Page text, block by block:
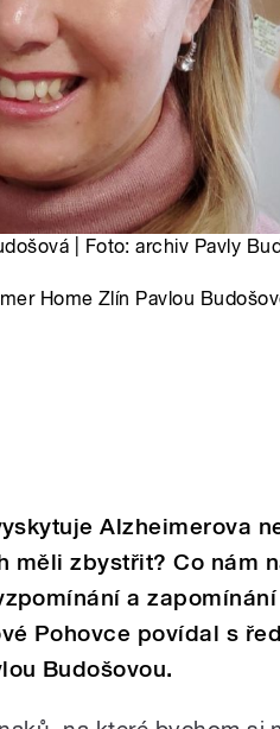
| Foto: archiv Pavly
Home Zlín Pavlou
Alzheimerova
měli zbystřit? Co nám
a
Pohovce povídal s
Budošovou.